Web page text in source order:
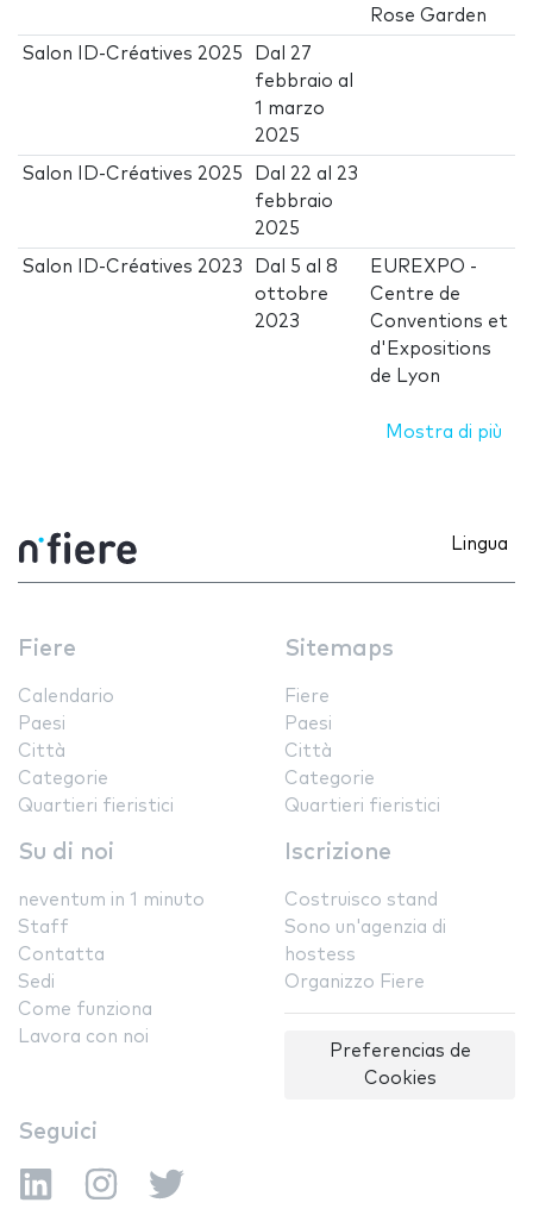
Rose Garden
Salon ID-Créatives 2025 Dal 27
febbraio al
1 marzo
2025
Salon ID-Créatives 2025 Dal 22 al 23
febbraio
2025
Salon ID-Créatives 2023 Dal 5 al8
ottobre
2023
EUREXPO -
Centre de
Conventions et
d'Expositions
de Lyon
Mostra di più
Lingua
Fiere
Calendario
Paesi
Città
Categorie
Quartieri fieristici
Sitemaps
Fiere
Paesi
Città
Categorie
Quartieri fieristici
Su di noi
neventum in 1 minuto
Staff
Contatta
Sedi
Come funziona
Lavora con noi
Iscrizione
Costruisco stand
Sono un'agenzia di
hostess
Organizzo Fiere
Preferencias de
Cookies
Seguici